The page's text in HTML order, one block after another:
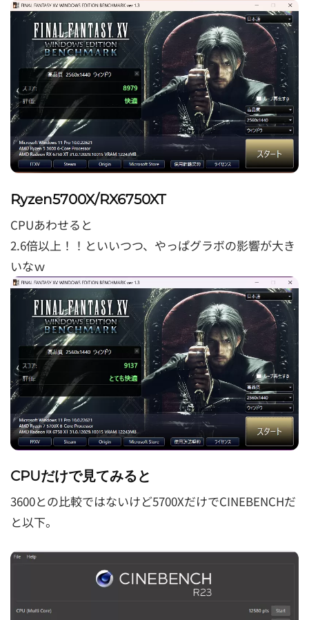
Ryzen5700X/RX6750XT
CPUあわせると
2.6倍以上！！といいつつ、やっぱグラボの影響が大き
いなｗ
CPUだけで見てみると
3600との比較ではないけど5700XだけでCINEBENCHだ
と以下。